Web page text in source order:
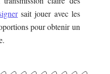
sait jouer avec les
pour obtenir un